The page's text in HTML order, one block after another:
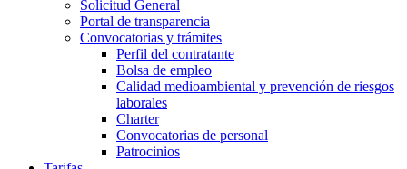
Solicitud General
Portal de transparencia
Convocatorias y trámites
Perfil del contratante
Bolsa de empleo
Calidad medioambiental y prevención de riesgos
laborales
Charter
Convocatorias de personal
Patrocinios